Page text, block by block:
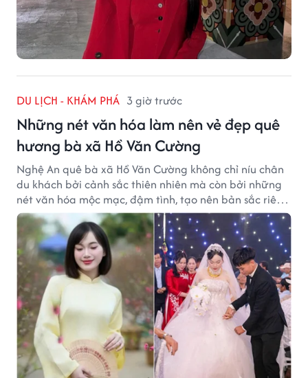
DU LỊCH - KHÁM PHÁ 3 giờ trước
Những nét văn hóa làm nên vẻ đẹp quê
hương bà xã Hồ Văn Cường
Nghệ An quê bà xã Hồ Văn Cường không chỉ níu chân
du khách bởi cảnh sắc thiên nhiên mà còn bởi những
nét văn hóa mộc mạc, đậm tình, tạo nên bản sắc riêng
của vùng đất xứ Nghệ.